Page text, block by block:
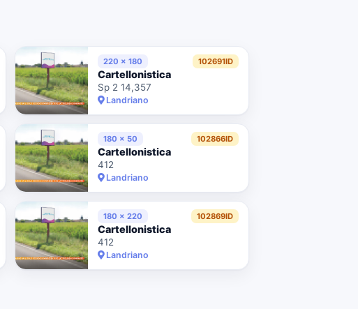
220 x 180 102691ID
Cartellonistica
Sp 2 14,357
Landriano
180 x 50 102866ID
Cartellonistica
412
Landriano
180 x 220 102869ID
Cartellonistica
412
Landriano